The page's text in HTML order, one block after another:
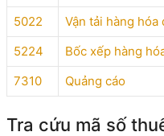
5022
Vận tải hàng
5224
Bốc xếp hàng
7310
Quảng cáo
Tra cứu mã số